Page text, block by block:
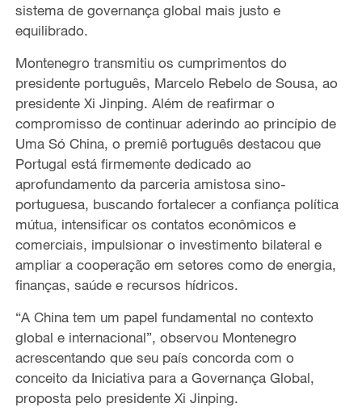
sistema de governança global mais justo e
equilibrado.
Montenegro transmitiu os cumprimentos do
presidente português, Marcelo Rebelo de Sousa, ao
presidente Xi Jinping. Além de reafirmar o
compromisso de continuar aderindo ao princípio de
Uma Só China, o premiê português destacou que
Portugal está firmemente dedicado ao
aprofundamento da parceria amistosa sino-
portuguesa, buscando fortalecer a confiança política
mútua, intensificar os contatos econômicos e
comerciais, impulsionar o investimento bilateral e
ampliar a cooperação em setores como de energia,
finanças, saúde e recursos hídricos.
“A China tem um papel fundamental no contexto
global e internacional”, observou Montenegro
acrescentando que seu país concorda com o
conceito da Iniciativa para aGovernança Global,
proposta pelo presidente Xi Jinping.